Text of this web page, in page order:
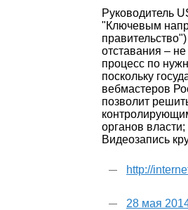
Руководитель
"Ключевым
отставания –
процесс по
поскольку
вебмастеров
позволит
органов
Видеозапись
http://
28 мая